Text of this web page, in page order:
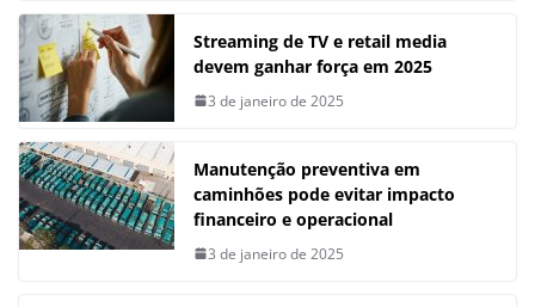
Streaming de TV e retail media
devem ganhar força em 2025
3 de janeiro de 2025
Manutenção preventiva em
caminhões pode evitar impacto
financeiro e operacional
3 de janeiro de 2025